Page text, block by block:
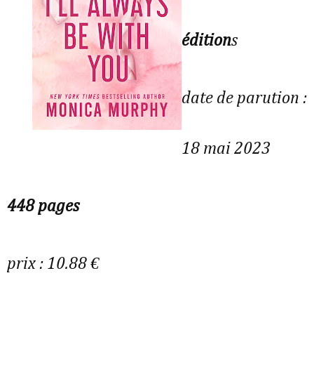
éditions
date de parution :
18 mai 2023
448 pages
prix : 10.88 €